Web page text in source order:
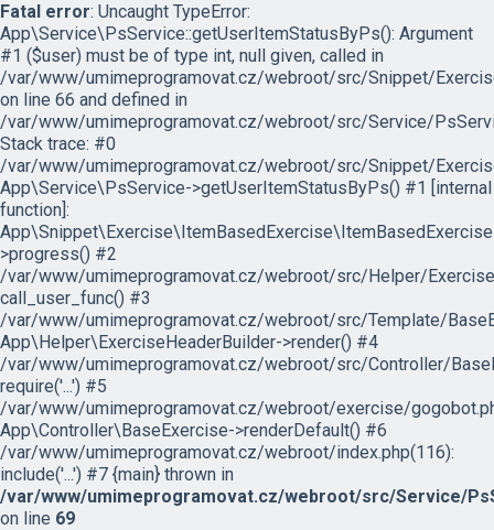
Fatal error: Uncaught TypeError:
App\Service\PsService::getUserItemStatusByPs(): Argument
#1 ($user) must be of type int, null given, called in
/var/www/umimeprogramovat.cz/webroot/src/Snippet/
on line 66 and defined in
/var/www/umimeprogramovat.cz/webroot/src/Service/
Stack trace: #0
/var/www/umimeprogramovat.cz/webroot/src/Snippet/
App\Service\PsService->getUserItemStatusByPs() #1 [internal
function]:
>progress() #2
/var/www/umimeprogramovat.cz/webroot/src/Helper/
call_user_func() #3
/var/www/umimeprogramovat.cz/webroot/src/Template/
App\Helper\ExerciseHeaderBuilder->render() #4
/var/www/umimeprogramovat.cz/webroot/src/Controller/
require('...') #5
/var/www/umimeprogramovat.cz/webroot/exercise/
App\Controller\BaseExercise->renderDefault() #6
/var/www/umimeprogramovat.cz/webroot/index.php(116):
include('...') #7 {main} thrown in
/var/www/umimeprogramovat.cz/webroot/src/Service/
on line 69